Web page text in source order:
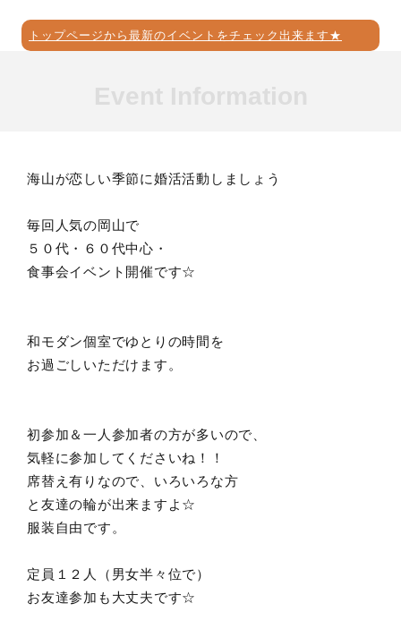
トップページから最新のイベントをチェック出来ます★
海山が恋しい季節に婚活活動しましょう
毎回人気の岡山で
５０代・６０代中心・
食事会イベント開催です☆
和モダン個室でゆとりの時間を
お過ごしいただけます。
初参加＆一人参加者の方が多いので、
気軽に参加してくださいね！！
席替え有りなので、いろいろな方
と友達の輪が出来ますよ☆
服装自由です。
定員１２人（男女半々位で）
お友達参加も大丈夫です☆